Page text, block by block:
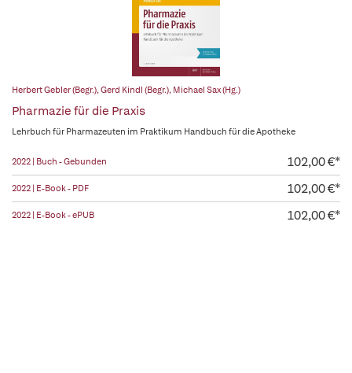
Herbert Gebler (Begr.),Gerd Kindl (Begr.), Michael Sax (Hg.)
Pharmazie für die Praxis
Lehrbuch für Pharmazeuten im Praktikum Handbuch für die Apotheke
2022 | Buch - Gebunden 102,00 €*
2022 | E-Book - PDF 102,00 €*
2022 | E-Book - ePUB 102,00 €*